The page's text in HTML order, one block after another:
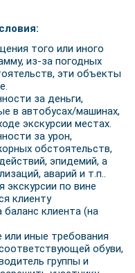
того или иного
из-за погодных
эти объекты
за деньги,
в автобусах/машинах,
экскурсии местах.
за урон,
обстоятельств,
эпидемий, а
аварий и т.п..
по вине
клиенту
клиента (на
или иные требования
обуви,
группы и